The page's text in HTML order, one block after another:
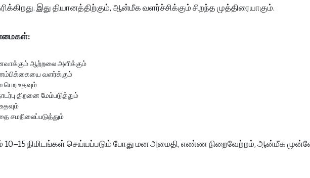
இது தியானத்திற்கும், ஆன்மீக வளர்ச்சிக்கும் சிறந்த முத்திரையாகும்.
ஆற்றலை அளிக்கும்
வளர்க்கும்
பெற உதவும்
திறனை மேம்படுத்தும்
சமநிலைப்படுத்தும்
10–15 நிமிடங்கள் செய்யப்படும் போது மன அமைதி, எண்ண நிறைவேற்றம், ஆன்மீக